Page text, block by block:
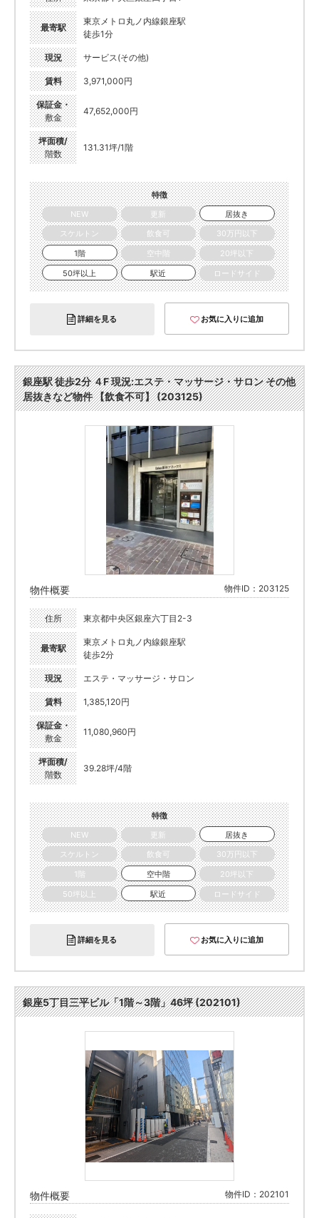
最寄駅
東京メトロ丸ノ内線銀座駅
徒歩1分
現況 サービス(その他)
賃料 3,971,000円
保証金・
敷金
47,652,000円
坪面積/
階数
131.31坪/1階
特徴
NEW
更新
居抜き
スケルトン
飲食可
30万円以下
1階
空中階
20坪以下
50坪以上
駅近 ロードサイド
詳細を見る お気に入りに追加
銀座駅 徒歩2分 ４F 現況:エステ・マッサージ・サロン その他
居抜きなど物件 【飲食不可】 (203125)
物件概要 物件ID：203125
住所 東京都中央区銀座六丁目2-3
最寄駅
東京メトロ丸ノ内線銀座駅
徒歩2分
現況 エステ・マッサージ・サロン
賃料 1,385,120円
保証金・
敷金
11,080,960円
坪面積/
階数
39.28坪/4階
特徴
NEW
更新
居抜き
スケルトン
飲食可
30万円以下
1階
空中階
20坪以下
50坪以上
駅近 ロードサイド
詳細を見る お気に入りに追加
銀座5丁目三平ビル「1階～3階」46坪 (202101)
物件概要 物件ID：202101